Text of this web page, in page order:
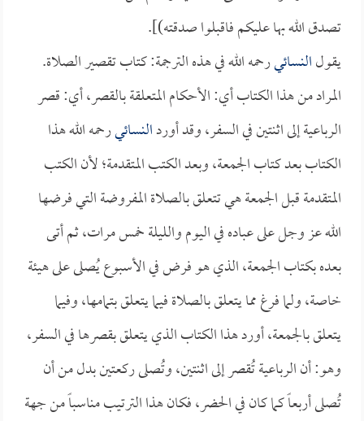
تصدق الله بها عليكم فاقبلوا صدقته)].
يقولالنسائيرحمه الله في هذه الترجمة: كتاب تقصير الصلاة.
المراد من هذا الكتاب أي: الأحكام المتعلقة بالقصر، أي: قصر
الرباعية إلى اثنتين في السفر، وقد أوردالنسائيرحمه الله هذا
الكتاب بعد كتاب الجمعة، وبعد الكتب المتقدمة؛ لأن الكتب
المتقدمة قبل الجمعة هي تتعلق بالصلاة المفروضة التي فرضها
الله عز وجل على عباده في اليوم والليلة خمس مرات، ثم أتى
بعده بكتاب الجمعة، الذي هو فرض في الأسبوع يُصلى على هيئة
خاصة، ولما فرغ مما يتعلق بالصلاة فيما يتعلق بتمامها، وفيما
يتعلق بالجمعة، أورد هذا الكتاب الذي يتعلق بقصرها في السفر،
وهو: أن الرباعية تُقصر إلى اثنتين، وتُصلى ركعتين بدل من أن
تُصلى أربعاً كما كان في الحضر، فكان هذا الترتيب مناسباً من جهة